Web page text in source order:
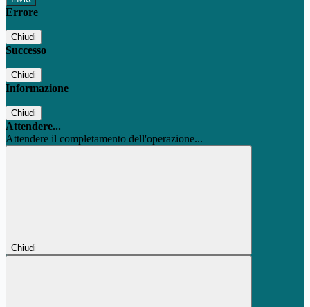
Errore
Chiudi
Successo
Chiudi
Informazione
Chiudi
Attendere...
Attendere il completamento dell'operazione...
Chiudi